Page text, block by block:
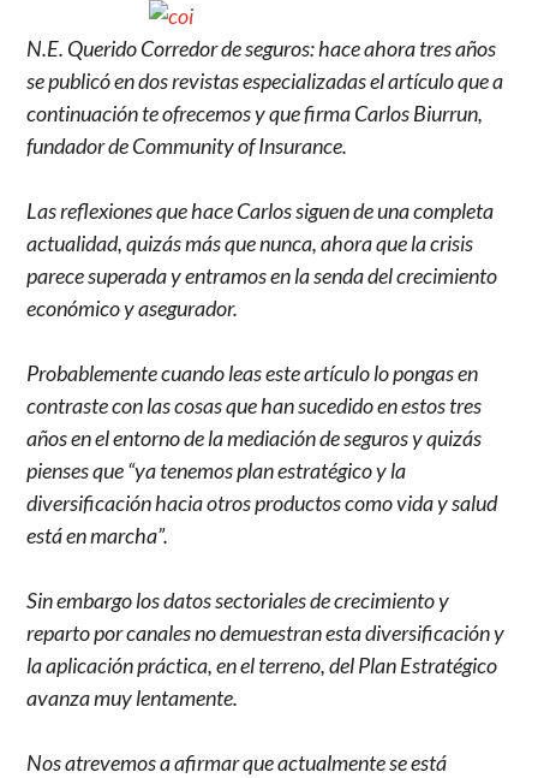
N.E. Querido Corredor de seguros: hace ahora tres años
se publicó en dos revistas especializadas el artículo que a
continuación te ofrecemos y que firma Carlos Biurrun,
fundador de Community of Insurance.
Las reflexiones que hace Carlos siguen de una completa
actualidad, quizás más que nunca, ahora que la crisis
parece superada y entramos en la senda del crecimiento
económico y asegurador.
Probablemente cuando leas este artículo lo pongas en
contraste con las cosas que han sucedido en estos tres
años en el entorno de la mediación de seguros y quizás
pienses que “ya tenemos plan estratégico y la
diversificación hacia otros productos como vida y salud
está en marcha”.
Sin embargo los datos sectoriales de crecimiento y
reparto por canales no demuestran esta diversificación y
la aplicación práctica, en el terreno, del Plan Estratégico
avanza muy lentamente.
Nos atrevemos a afirmar que actualmente se está